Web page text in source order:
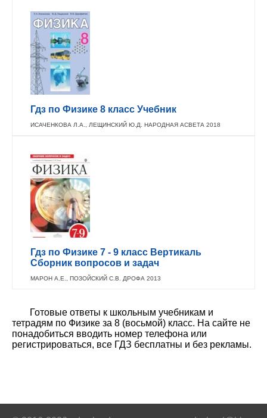
Гдз по Физике 8 класс Учебник
ИСАЧЕНКОВА Л.А., ЛЕЩИНСКИЙ Ю.Д. НАРОДНАЯ АСВЕТА 2018
Гдз по Физике 7 - 9 класс Вертикаль
Сборник вопросов и задач
МАРОН А.Е., ПОЗОЙСКИЙ С.В. ДРОФА 2013
Готовые ответы к школьным учебникам и
тетрадям по Физике за 8 (восьмой) класс. На сайте не
понадобиться вводить номер телефона или
регистрироваться, все ГДЗ бесплатны и без рекламы.